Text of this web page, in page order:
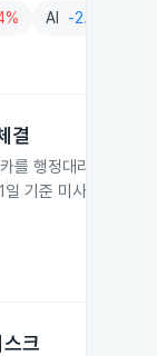
AI -2.26%
결
행정대리인으로
기준 미사용 상태입
크